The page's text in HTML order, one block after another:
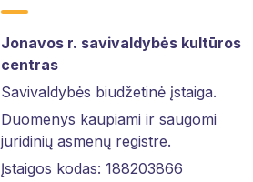
Jonavos r. savivaldybės kultūros
centras
Savivaldybės biudžetinė įstaiga.
Duomenys kaupiami ir saugomi
juridinių asmenų registre.
Įstaigos kodas: 188203866